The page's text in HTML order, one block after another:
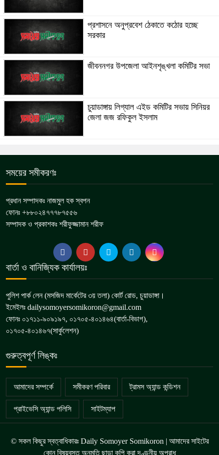
প্রশাসনে অনুপ্রবেশ ঠেকাতে কঠোর হচ্ছে
সরকার
জীবননগর উপজেলা আইনশৃঙ্খলা কমিটির সভা
চুয়াডাঙ্গায় লিগ্যাল এইড কমিটির সভায় সিনিয়র
জেলা জজ রফিকুল ইসলাম
সময়ের সমীকরণঃ
প্রধান সম্পাদকঃ নাজমুল হক স্বপন
ফোনঃ +৮৮০২৪৭৭৭৮৭৫৫৬
সম্পাদক ও প্রকাশকঃ শরীফুজ্জামান শরীফ
বার্তা ও বানিজ্যিক কার্যালয়ঃ
পুলিশ পার্ক লেন (মসজিদ মার্কেটের ৩য় তলা) কোর্ট রোড, চুয়াডাঙ্গা।
ইমেইলঃ dailysomoyersomikoron@gmail.com
ফোনঃ ০১৭১১-৯০৯১৯৭, ০১৭০৫-৪০১৪৬৪(বার্তা-বিভাগ),
০১৭০৫-৪০১৪৬৭(সার্কুলেশন)
গুরুত্বপূর্ণ লিঙ্কঃ
আমাদের সম্পর্কে সমীকরণ পরিবার ট্রামস অ্যান্ড কন্ডিশন
প্রাইভেসি অ্যান্ড পলিসি সাইটম্যাপ
© সকল কিছুর স্বত্বাধিকারঃ Daily Somoyer Somikoron | আমাদের সাইটের
কোন বিষয়বস্তু অনুমতি ছাড়া কপি করা দণ্ডনীয় অপরাধ